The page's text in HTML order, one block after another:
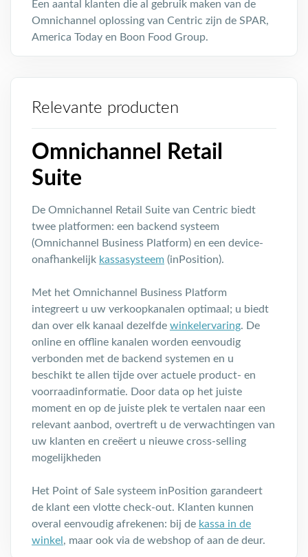
Een aantal klanten die al gebruik maken van de
Omnichannel oplossing van Centric zijn de SPAR,
America Today en Boon Food Group.
Relevante producten
Omnichannel Retail
Suite
De Omnichannel Retail Suite van Centric biedt
twee platformen: een backend systeem
(Omnichannel Business Platform) en een device-
onafhankelijk kassasysteem (inPosition).
Met het Omnichannel Business Platform
integreert u uw verkoopkanalen optimaal; u biedt
dan over elk kanaal dezelfde winkelervaring. De
online en offline kanalen worden eenvoudig
verbonden met de backend systemen en u
beschikt te allen tijde over actuele product- en
voorraadinformatie. Door data op het juiste
moment en op de juiste plek te vertalen naar een
relevant aanbod, overtreft u de verwachtingen van
uw klanten en creëert u nieuwe cross-selling
mogelijkheden
Het Point of Sale systeem inPosition garandeert
de klant een vlotte check-out. Klanten kunnen
overal eenvoudig afrekenen: bij de kassa in de
winkel , maar ook via de webshop of aan de deur.